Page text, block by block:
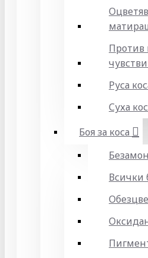
Против
Руса
Суха
Боя за коса
Всички